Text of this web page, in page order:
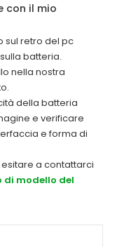
con il mio
sul retro del pc
batteria.
nella nostra
della batteria
e verificare
e forma di
a contattarci
di modello del